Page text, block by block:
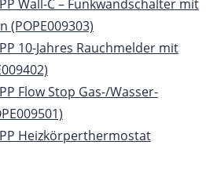
Wall-C – Funkwandschalter mit
(POPE009303)
10-Jahres Rauchmelder mit
Flow Stop Gas-/Wasser-
Heizkörperthermostat